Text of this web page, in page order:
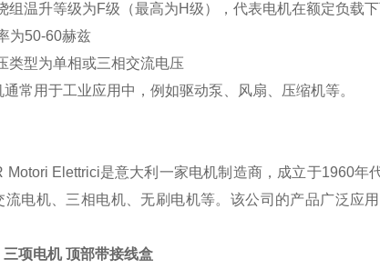
组温升等级为F级（最高为H级），代表电机在额定负载
为50-60赫兹
类型为单相或三相交流电压
常用于工业应用中，例如驱动泵、风扇、压缩机等。
Motori Elettrici是意大利一家电机制造商，成立于1960
流电机、三相电机、无刷电机等。该公司的产品广泛应
三项电机 顶部带接线盒